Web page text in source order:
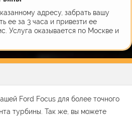
адресу, забрать вашу
ее за 3 часа и привезти ее
Услуга оказывается по Москве и
Ford Focus для более точного
турбины. Так же, вы можете